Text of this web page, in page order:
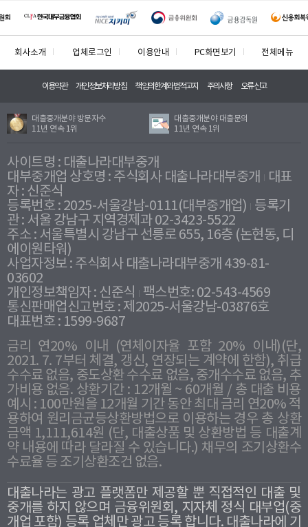
회사소개 업체로그인 이용안내 PC화면보기 전체메뉴
이용약관 개인정보처리방침 책임의한계와법적고지 주의사항 오류신고
대출중개분야 방문자수
11년 연속 1위
대출중개분야 대출문의
11년 연속 1위
사이트명 : 대출나라대부중개
대부중개업 상호명 : 주식회사 대출나라대부중개
대표
자 : 신준식
등록번호 : 2025-서울강남-0111(대부중개업) 등록기
관 : 서울 강남구 지역경제과 02-3423-5522
주소 : 서울특별시 강남구 선릉로 655, 16층 (논현동, 디
에이원타워)
사업자정보 : 주식회사 대출나라대부중개 439-81-
03602
개인정보책임자 : 신준식
팩스번호: 02-543-4569
통신판매업신고번호 : 제2025-서울강남-03876호
대표번호 : 1599-9687
금리 연20% 이내 (연체이자율 포함 20% 이내)(단,
2021. 7. 7부터 체결, 갱신, 연장되는 계약에 한함), 취급
수수료 없음, 중도상환 수수료 없음, 중개수수료 없음, 추
가비용 없음. 상환기간 : 12개월 ~ 60개월 / 총 대출 비용
예시 : 100만원을 12개월 기간 동안 최대 금리 연20% 적
용하여 원리금균등상환방법으로 이용하는 경우 총 상환
금액 1,111,614원 (단, 대출상품 및 상환방법 등 대출계
약 내용에 따라 달라질 수 있습니다.) 채무의 조기상환수
수료율 등 조기상환조건 없음.
대출나라는 광고 플랫폼만 제공할 뿐 직접적인 대출 및
중개를 하지 않으며 금융위원회, 지자체 정식 대부업(중
개업 포함) 등록 업체만 광고 등록 합니다. 대출나라에 기